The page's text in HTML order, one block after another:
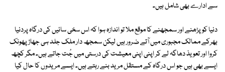
سے ادارے بھی شامل ہیں۔
دنیا کو پڑھنے اور سمجھنے کا موقع ملا تو اندازہ ہوا کہ اس سخی سائیں کی درگاہ پردنیا
بھرکے ممالک مجبوری میں آتے ضرور ہیں لیکن سمجھ دار ملک جلد ہی جھاڑ پھونک
کروا اور تعویذ دھاگہ لے کر اپنی اپنی معیشت کی درستی میں جُت جاتے ہیں۔ مگر کچھ
ایسے بھی ہیں جو اس درگاہ کے مستقل مرید بنے رہتے ہیں۔ ایسے مریدوں کا حال کیا